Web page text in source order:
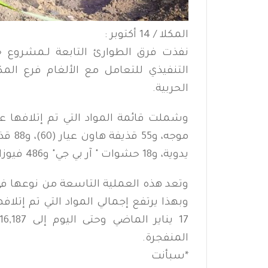
المكلا / 14 أكتوبر :
نفذت فرق الطوارئ التابعة لـمشروع
الحربية.
يدوية، و18 حشوات " آر بي جي" و486 فيوزات قذائف مدفعية، و17 حشوات قذائف دبابات.
وتعد هذه العملية التاسعة من
وبهذا يرتفع إجمالي المواد التي تم
المنفجرة.
*سبأنت